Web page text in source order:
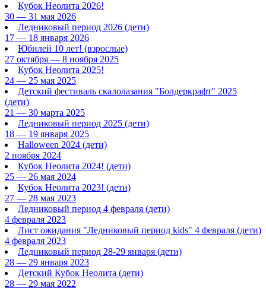
Кубок Неолита 2026!
30 — 31 мая 2026
Ледниковый период 2026 (дети)
17 — 18 января 2026
Юбилей 10 лет! (взрослые)
27 октября — 8 ноября 2025
Кубок Неолита 2025!
24 — 25 мая 2025
Детский фестиваль скалолазания "Болдеркрафт" 2025
(дети)
21 — 30 марта 2025
Ледниковый период 2025 (дети)
18 — 19 января 2025
Halloween 2024 (дети)
2 ноября 2024
Кубок Неолита 2024! (дети)
25 — 26 мая 2024
Кубок Неолита 2023! (дети)
27 — 28 мая 2023
Ледниковый период 4 февраля (дети)
4 февраля 2023
Лист ожидания "Ледниковый период kids" 4 февраля (дети)
4 февраля 2023
Ледниковый период 28-29 января (дети)
28 — 29 января 2023
Детский Кубок Неолита (дети)
28 — 29 мая 2022